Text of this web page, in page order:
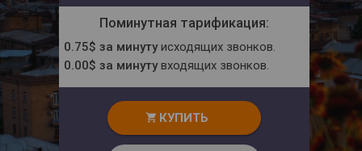
Поминутная тарификация:
0.75$ за минутуисходящих звонков.
0.00$ за минутувходящих звонков.
shopping_cart КУПИТЬ